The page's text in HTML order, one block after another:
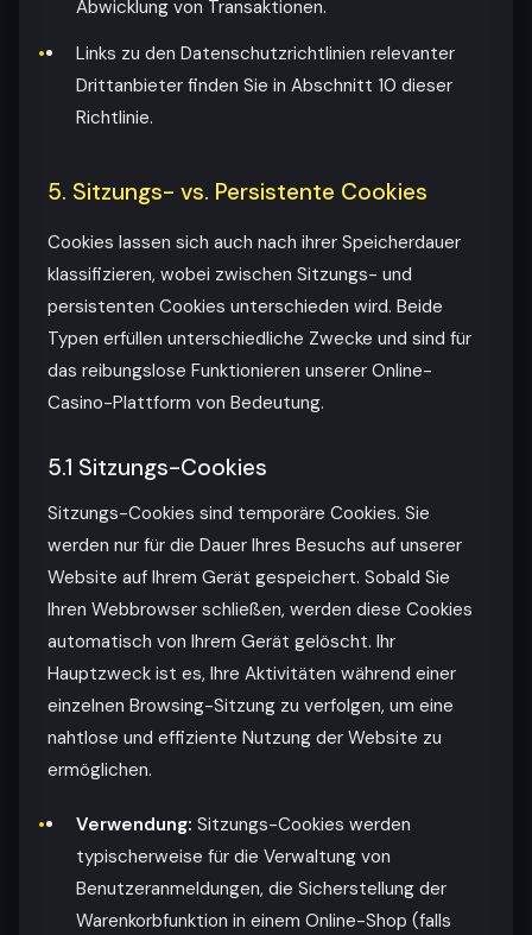
Abwicklung von Transaktionen.
Links zu den Datenschutzrichtlinien relevanter
Drittanbieter finden Sie in Abschnitt 10 dieser
Richtlinie.
5. Sitzungs- vs. Persistente Cookies
Cookies lassen sich auch nach ihrer Speicherdauer
klassifizieren, wobei zwischen Sitzungs- und
persistenten Cookies unterschieden wird. Beide
Typen erfüllen unterschiedliche Zwecke und sind für
das reibungslose Funktionieren unserer Online-
Casino-Plattform von Bedeutung.
5.1 Sitzungs-Cookies
Sitzungs-Cookies sind temporäre Cookies. Sie
werden nur für die Dauer Ihres Besuchs auf unserer
Website auf Ihrem Gerät gespeichert. Sobald Sie
Ihren Webbrowser schließen, werden diese Cookies
automatisch von Ihrem Gerät gelöscht. Ihr
Hauptzweck ist es, Ihre Aktivitäten während einer
einzelnen Browsing-Sitzung zu verfolgen, um eine
nahtlose und effiziente Nutzung der Website zu
ermöglichen.
Verwendung: Sitzungs-Cookies werden
typischerweise für die Verwaltung von
Benutzeranmeldungen, die Sicherstellung der
Warenkorbfunktion in einem Online-Shop (falls